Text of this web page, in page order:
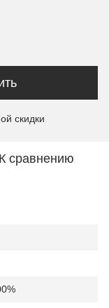
скидки
К сравнению